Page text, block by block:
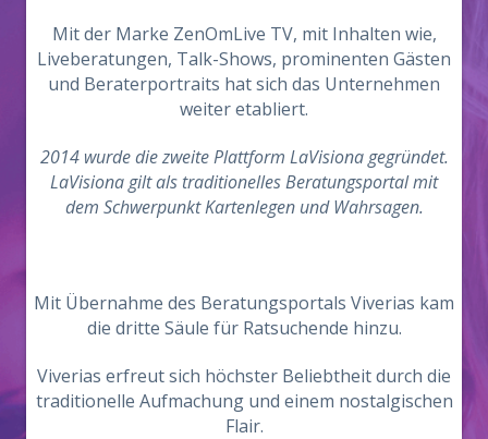
Mit der Marke ZenOmLive TV, mit Inhalten wie,
Liveberatungen, Talk-Shows, prominenten Gästen
und Beraterportraits hat sich das Unternehmen
weiter etabliert.
2014 wurde die zweite Plattform LaVisiona gegründet.
LaVisiona gilt als traditionelles Beratungsportal mit
dem Schwerpunkt Kartenlegen und Wahrsagen.
Mit Übernahme des Beratungsportals Viverias kam
die dritte Säule für Ratsuchende hinzu.
Viverias erfreut sich höchster Beliebtheit durch die
traditionelle Aufmachung und einem nostalgischen
Flair.